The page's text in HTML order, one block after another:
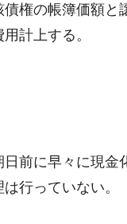
権の帳簿価額と
計上する。
前に早々に現金
行っていない。